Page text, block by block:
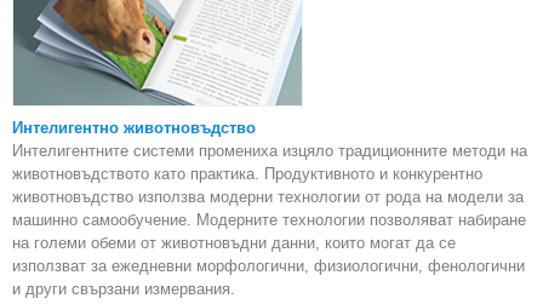
Интелигентно животновъдство
Интелигентните системи промениха изцяло традиционните методи на
животновъдството като практика. Продуктивното и конкурентно
животновъдство използва модерни технологии от рода на модели за
машинно самообучение. Модерните технологии позволяват набиране
на големи обеми от животновъдни данни, които могат да се
използват за ежедневни морфологични, физиологични, фенологични
и други свързани измервания.